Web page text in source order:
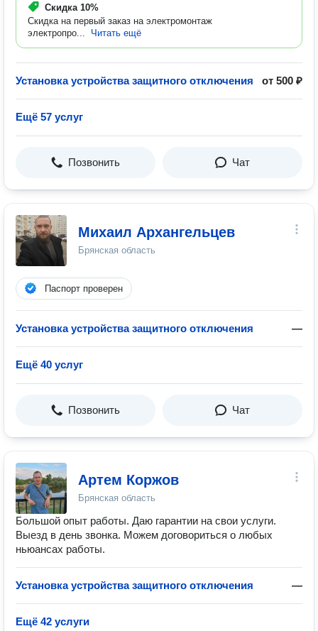
Скидка 10%
Скидка на первый заказ на электромонтаж
электропро...
Читать ещё
Установка устройства защитного отключения от 500 ₽
Ещё 57 услуг
Позвонить Чат
Михаил Архангельцев
Брянская область
Паспорт проверен
Установка устройства защитного отключения —
Ещё 40 услуг
Позвонить Чат
Артем Коржов
Брянская область
Большой опыт работы. Даю гарантии на свои услуги.
Выезд в день звонка. Можем договориться о любых
ньюансах работы.
Установка устройства защитного отключения —
Ещё 42 услуги